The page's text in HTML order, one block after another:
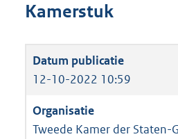
Kamerstuk
12-10-2022 10:59
Tweede Kamer der Staten-